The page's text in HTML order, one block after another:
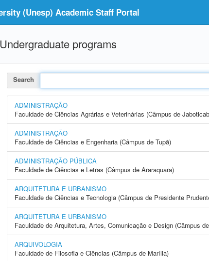
(Unesp) Academic Staff Portal
Undergraduate programs
Search
ADMINISTRAÇÃO
Faculdade de Ciências Agrárias e Veterinárias (Câmpus de
ADMINISTRAÇÃO
Faculdade de Ciências e Engenharia (Câmpus de Tupã)
ADMINISTRAÇÃO PÚBLICA
Faculdade de Ciências e Letras (Câmpus de Araraquara)
ARQUITETURA E URBANISMO
Faculdade de Ciências e Tecnologia (Câmpus de Presidente
ARQUITETURA E URBANISMO
Faculdade de Arquitetura, Artes, Comunicação e Design (Câmpus
ARQUIVOLOGIA
Faculdade de Filosofia e Ciências (Câmpus de Marília)